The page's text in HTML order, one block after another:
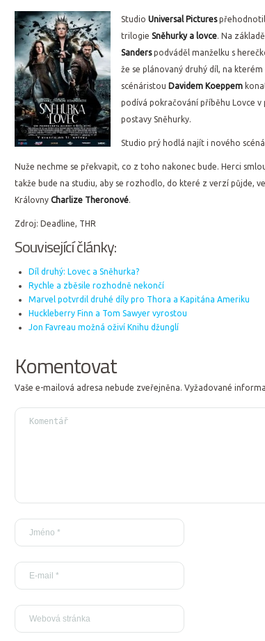
Studio Universal Pictures
trilogie Sněhurky a lovce. Na
Sanderspodváděl manželku s
že se plánovaný druhý díl, na kterém
scénáristou Davidem Koeppem
podívá pokračování příběhu Lovce v
postavy Sněhurky.
Studio prý hodlá najít i nového
Nuže nechme se překvapit, co z toho nakonec bude. Herci
takže bude na studiu, aby se rozhodlo, do které z verzí půjde,
Královny Charlize Theronové.
Zdroj: Deadline, THR
Související články:
Díl druhý: Lovec a Sněhurka?
Rychle a zběsile rozhodně nekončí
Marvel potvrdil druhé díly pro Thora a Kapitána Ameriku
Huckleberry Finn a Tom Sawyer vyrostou
Jon Favreau možná oživí Knihu džunglí
Komentovat
Vaše e-mailová adresa nebude zveřejněna. Vyžadované